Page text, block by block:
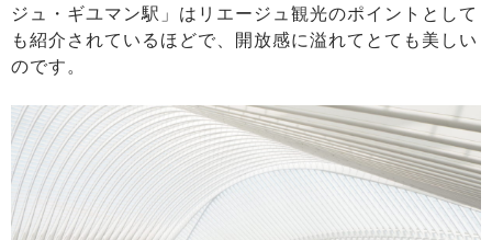
ジュ・ギユマン駅」はリエージュ観光のポイントとして
も紹介されているほどで、開放感に溢れてとても美しい
のです。